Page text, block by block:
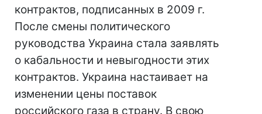
контрактов, подписанных в 2009 г.
После смены политического
руководства Украина стала заявлять
о кабальности и невыгодности этих
контрактов. Украина настаивает на
изменении цены поставок
российского газа в страну. В свою